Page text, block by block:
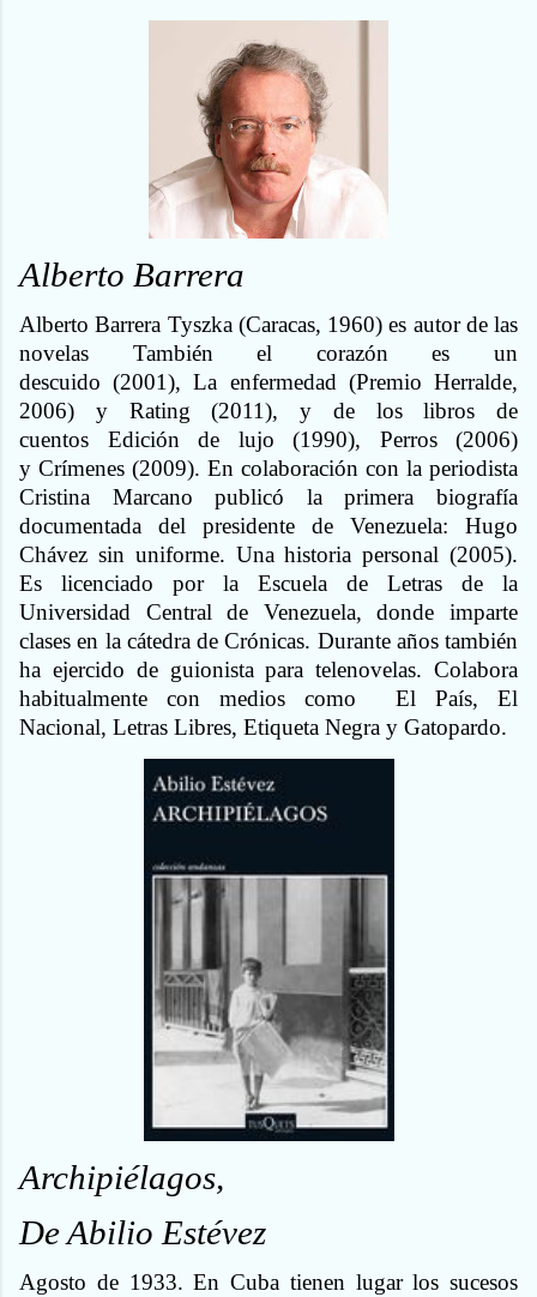
Alberto Barrera
Alberto Barrera Tyszka (Caracas, 1960) es autor de las
novelas También el corazón es un
descuido (2001), La enfermedad (Premio Herralde,
2006) y Rating (2011), y de los libros de
cuentos Edición de lujo (1990), Perros (2006)
y Crímenes (2009). En colaboración con la periodista
Cristina Marcano publicó la primera biografía
documentada del presidente de Venezuela: Hugo
Chávez sin uniforme. Una historia personal (2005).
Es licenciado por la Escuela de Letras de la
Universidad Central de Venezuela, donde imparte
clases en la cátedra de Crónicas. Durante años también
ha ejercido de guionista para telenovelas. Colabora
habitualmente con medios como El País, El
Nacional, Letras Libres, Etiqueta Negra y Gatopardo.
Archipiélagos,
De Abilio Estévez
Agosto de 1933. En Cuba tienen lugar los sucesos